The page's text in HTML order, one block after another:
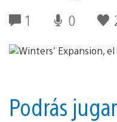
1 0
Podrás